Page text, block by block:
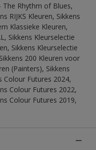
The Rhythm of Blues,
RIJKS Kleuren, Sikkens
Klassieke Kleuren,
Sikkens Kleurselectie
Sikkens Kleurselectie
200 Kleuren voor
(Painters), Sikkens
Colour Futures 2024,
Colour Futures 2022,
Colour Futures 2019,